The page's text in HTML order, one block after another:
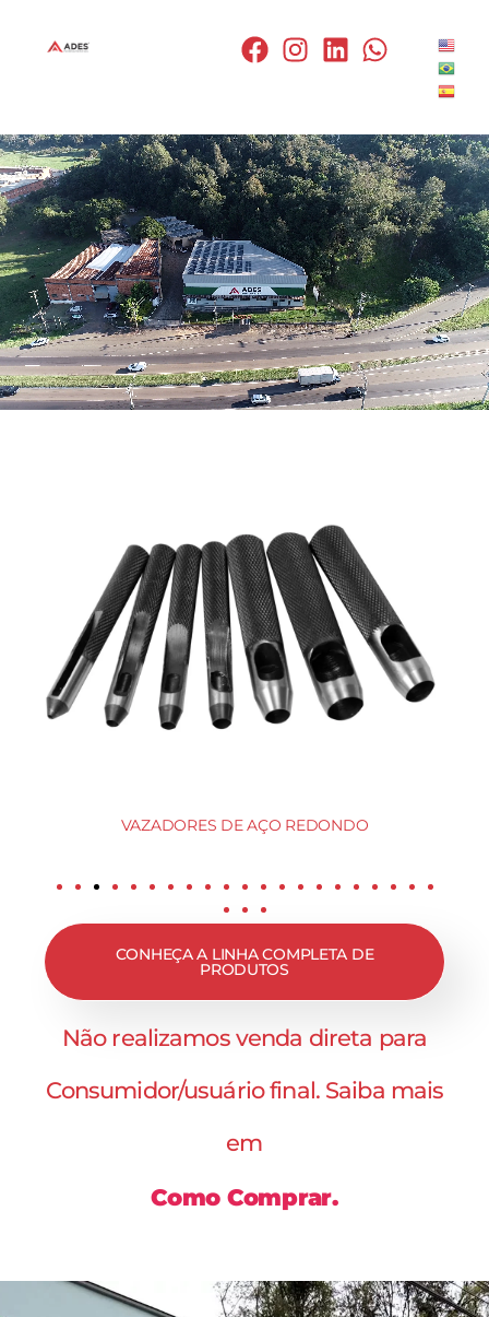
VAZADORES DE AÇO REDONDO
CONHEÇA A LINHA COMPLETA DE
PRODUTOS
Não realizamos venda direta para
Consumidor/usuário final. Saiba mais
em
Como Comprar.